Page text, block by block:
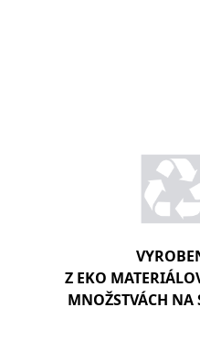
Z EKO
MNOŽSTVÁCH NA